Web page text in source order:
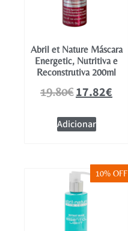
Abril et Nature Máscara
Energetic, Nutritiva e
Reconstrutiva 200ml
19.80€17.82€
Adicionar
10% OFF